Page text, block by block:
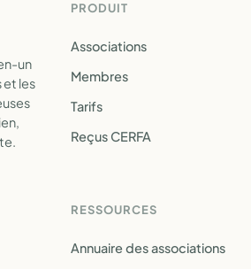
un
et les
PRODUIT
Associations
Membres
Tarifs
Reçus CERFA
RESSOURCES
Annuaire des associations